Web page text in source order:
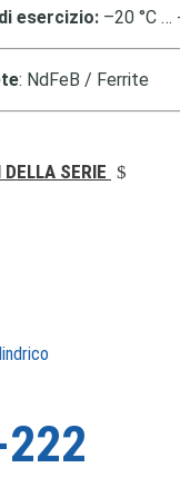
esercizio: –20 °C …
: NdFeB / Ferrite
SERIE